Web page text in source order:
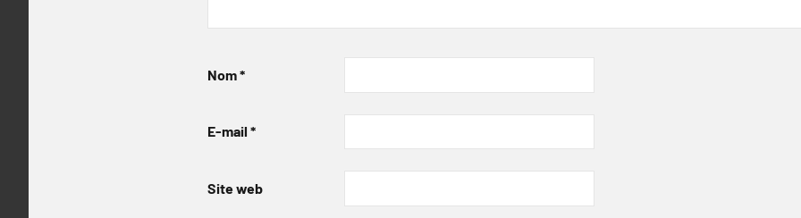
Nom*
E-mail *
Site web